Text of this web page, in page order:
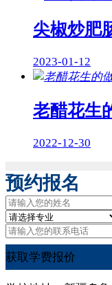
尖椒炒肥
2023-01-12
老醋花生
2022-12-30
预约报名
获取学费报价